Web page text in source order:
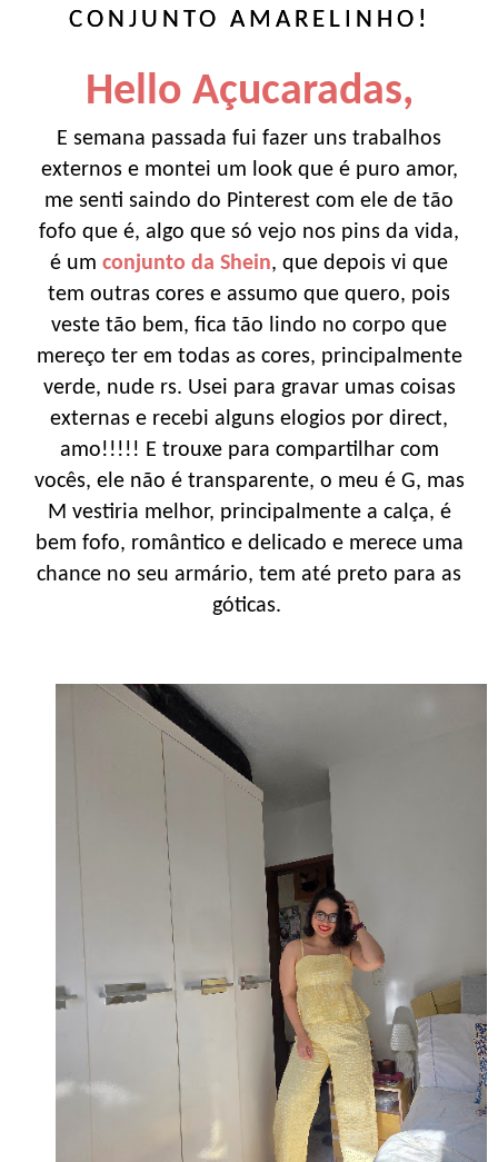
CONJUNTO AMARELINHO!
Hello Açucaradas,
E semana passada fui fazer uns trabalhos
externos e montei um look que é puro amor,
me senti saindo do Pinterest com ele de tão
fofo que é, algo que só vejo nos pins da vida,
é um conjunto da Shein, que depois vi que
tem outras cores e assumo que quero, pois
veste tão bem, fica tão lindo no corpo que
mereço ter em todas as cores, principalmente
verde, nude rs. Usei para gravar umas coisas
externas e recebi alguns elogios por direct,
amo!!!!! E trouxe para compartilhar com
vocês, ele não é transparente, o meu é G, mas
M vestiria melhor, principalmente a calça, é
bem fofo, romântico e delicado e merece uma
chance no seu armário, tem até preto para as
góticas.